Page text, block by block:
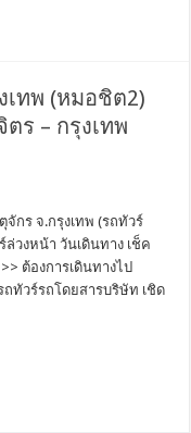
ทพ (หมอชิต2)
ร – กรุงเทพ
กร จ.กรุงเทพ (รถทัวร์
วงหน้า วันเดินทาง เช็ค
ต้องการเดินทางไป
ทัวร์รถโดยสารบริษัท เชิด